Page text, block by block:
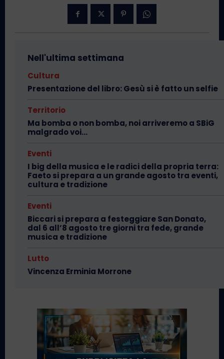
Nell'ultima settimana
Cultura
Presentazione del libro: Gesù si è fatto un selfie
Territorio
Ma bomba o non bomba, noi arriveremo a SBiG
malgrado voi…
Eventi
I big della musica e le radici della propria terra:
Faeto si prepara a un grande agosto tra eventi,
cultura e tradizione
Eventi
Biccari si prepara a festeggiare San Donato,
dal 6 all’8 agosto tre giorni tra fede, grande
musica e tradizione
Lutto
Vincenza Erminia Morrone